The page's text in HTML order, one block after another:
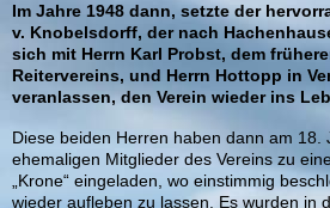
Im Jahre 1948 dann, setzte der
v. Knobelsdorff, der nach
sich mit Herrn Karl Probst, dem
Reitervereins, und Herrn Hottopp in
veranlassen, den Verein wieder ins
Diese beiden Herren haben dann am 18.
ehemaligen Mitglieder des Vereins zu
„Krone“ eingeladen, wo einstimmig
wieder aufleben zu lassen. Es wurden in